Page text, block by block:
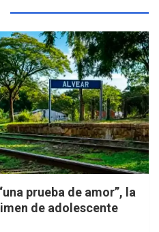
prueba de amor”, la
de adolescente